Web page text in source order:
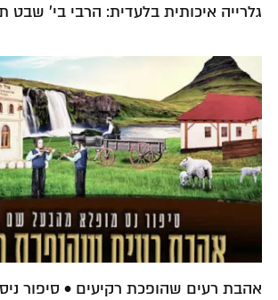
גלרייה איכותית בלעדית: הרבי בי' שבט
אהבת רעים שהופכת רקיעים • סיפור